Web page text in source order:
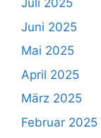
Juli 2025
Juni 2025
Mai 2025
April 2025
März 2025
Februar 2025